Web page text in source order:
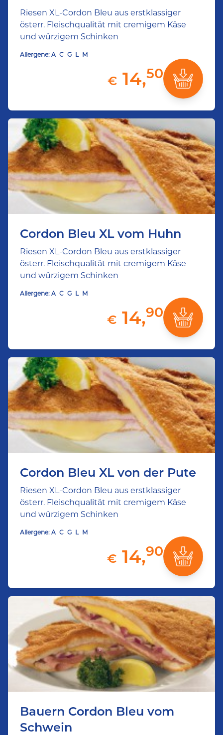
Riesen XL-Cordon Bleu aus erstklassiger
österr. Fleischqualität mit cremigem Käse
und würzigem Schinken
Allergene: A C G L M
€ 14,50
Cordon Bleu XL vom Huhn
Riesen XL-Cordon Bleu aus erstklassiger
österr. Fleischqualität mit cremigem Käse
und würzigem Schinken
Allergene: A C G L M
€ 14,90
Cordon Bleu XL von der Pute
Riesen XL-Cordon Bleu aus erstklassiger
österr. Fleischqualität mit cremigem Käse
und würzigem Schinken
Allergene: A C G L M
€ 14,90
Bauern Cordon Bleu vom
Schwein